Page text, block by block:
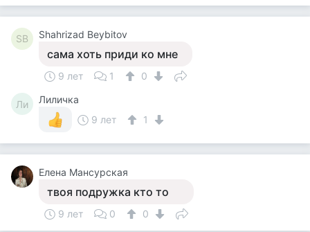
SB Shahrizad Beybitov
сама хоть приди ко мне
9 лет 1 0
Ли
Лиличка
9 лет
1
Елена Мансурская
твоя подружка кто то
9 лет 0 0